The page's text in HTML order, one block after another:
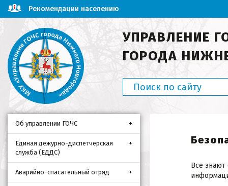
Рекомендации населению
УПРАВЛЕНИЕ
ГОРОДА
Об управлении ГОЧС
Единая дежурно-диспетчерская
служба (ЕДДС)
Аварийно-спасательный отряд
Все